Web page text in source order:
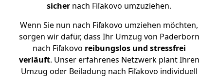
sicher nach Fiľakovo umzuziehen.
Wenn Sie nun nach Fiľakovo umziehen möchten,
sorgen wir dafür, dass Ihr Umzug von Paderborn
nach Fiľakovo reibungslos und stressfrei
verläuft. Unser erfahrenes Netzwerk plant Ihren
Umzug oder Beiladung nach Fiľakovo individuell